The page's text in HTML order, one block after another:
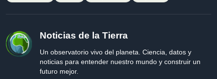
Noticias de la Tierra
Un observatorio vivo del planeta. Ciencia, datos y
noticias para entender nuestro mundo y construir un
futuro mejor.